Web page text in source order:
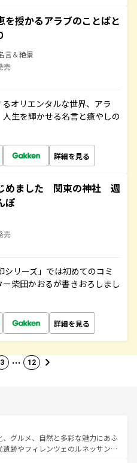
を授かるアラブのことばと
言＆絶景
売
オリエンタルな世界、アラ
生を輝かせる名言と癒やしの
詳細を見る
めました 関東の神社 週
ぽ
売
リーズ」では初めてのコミ
柴田かおるが書きおろしまし
詳細を見る
3 … 12
、グルメ、自然と多彩な魅力にあふ
遺跡やフィレンツェのルネッサンス